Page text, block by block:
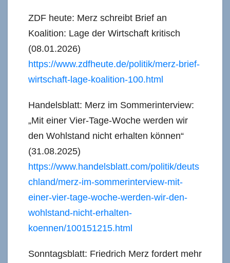
ZDF heute: Merz schreibt Brief an
Koalition: Lage der Wirtschaft kritisch
(08.01.2026)
https://www.zdfheute.de/politik/merz-brief-
wirtschaft-lage-koalition-100.html
Handelsblatt: Merz im Sommerinterview:
„Mit einer Vier-Tage-Woche werden wir
den Wohlstand nicht erhalten können“
(31.08.2025)
https://www.handelsblatt.com/politik/deuts
chland/merz-im-sommerinterview-mit-
einer-vier-tage-woche-werden-wir-den-
wohlstand-nicht-erhalten-
koennen/100151215.html
Sonntagsblatt: Friedrich Merz fordert mehr